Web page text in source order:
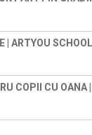
| ARTYOU SCHOOL
COPII CU OANA